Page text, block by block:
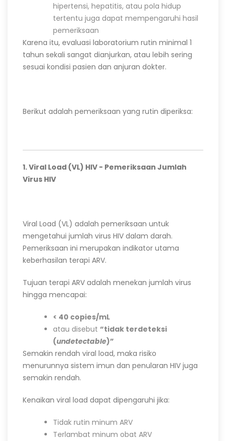
hipertensi, hepatitis, atau pola hidup
tertentu juga dapat mempengaruhi hasil
pemeriksaan
Karena itu, evaluasi laboratorium rutin minimal 1
tahun sekali sangat dianjurkan, atau lebih sering
sesuai kondisi pasien dan anjuran dokter.
Berikut adalah pemeriksaan yang rutin diperiksa:
1. Viral Load (VL) HIV - Pemeriksaan Jumlah
Virus HIV
Viral Load (VL) adalah pemeriksaan untuk
mengetahui jumlah virus HIV dalam darah.
Pemeriksaan ini merupakan indikator utama
keberhasilan terapi ARV.
Tujuan terapi ARV adalah menekan jumlah virus
hingga mencapai:
< 40 copies/mL
atau disebut “tidak terdeteksi
(undetectable)”
Semakin rendah viral load, maka risiko
menurunnya sistem imun dan penularan HIV juga
semakin rendah.
Kenaikan viral load dapat dipengaruhi jika:
Tidak rutin minum ARV
Terlambat minum obat ARV